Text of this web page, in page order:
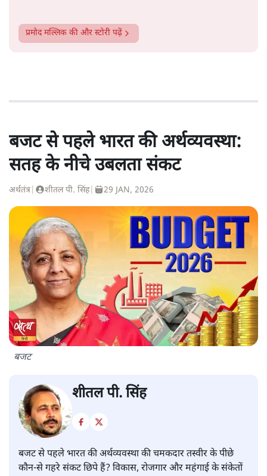
प्रमोद मल्लिक की और स्टोरी पढ़ें
बजट से पहले भारत की अर्थव्यवस्था:
सतह के नीचे उबलता संकट
अर्थतंत्र शीतल पी. सिंह| 29 JAN, 2026
बजट
शीतल पी. सिंह
बजट से पहले भारत की अर्थव्यवस्था की चमकदार तस्वीर के पीछे
कौन-से गहरे संकट छिपे हैं? विकास, रोजगार और महंगाई के संकेतों